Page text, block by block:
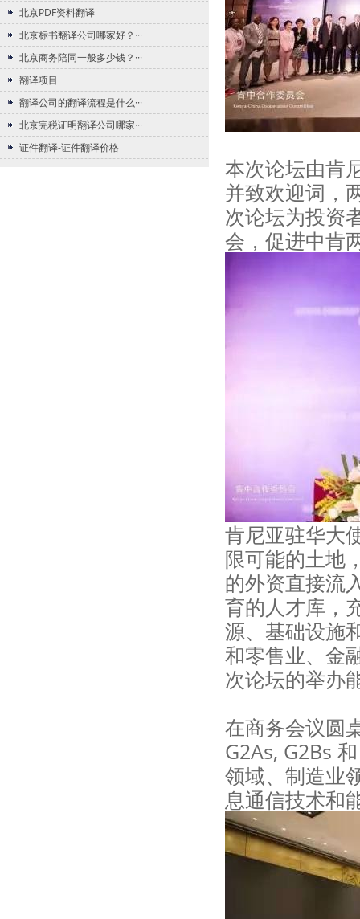
本次论坛由肯
并致欢迎词，
次论坛为投资
会，促进中肯
肯尼亚驻华大
限可能的土地
的外资直接流
育的人才库，
源、基础设施
和零售业、金
次论坛的举办
在商务会议圆
G2As, G2Bs
领域、制造业
息通信技术和
北京PDF资料翻译
北京标书翻译公司哪家好？···
北京商务陪同一般多少钱？···
翻译项目
翻译公司的翻译流程是什么···
北京完税证明翻译公司哪家···
证件翻译-证件翻译价格